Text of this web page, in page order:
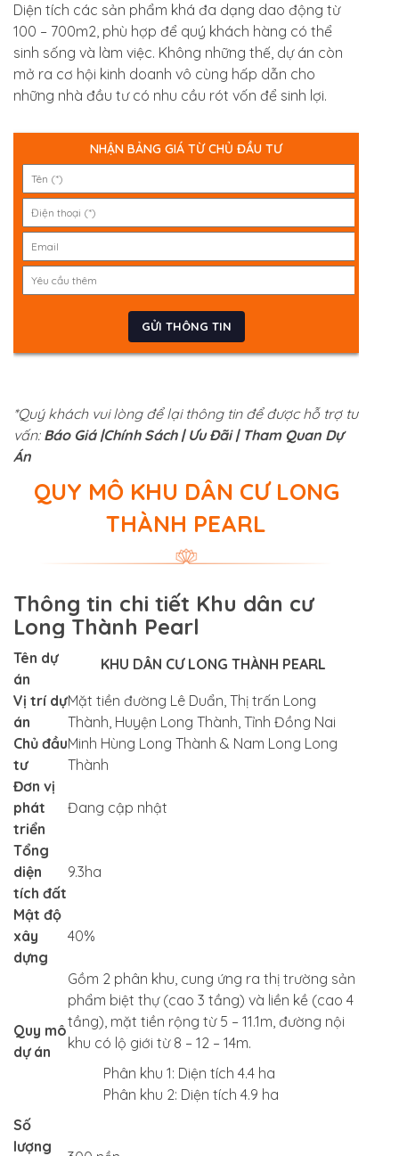
Diện tích các sản phẩm khá đa dạng dao động từ
100 – 700m2, phù hợp để quý khách hàng có thể
sinh sống và làm việc. Không những thế, dự án còn
mở ra cơ hội kinh doanh vô cùng hấp dẫn cho
những nhà đầu tư có nhu cầu rót vốn để sinh lợi.
NHẬN BẢNG GIÁ TỪ CHỦ ĐẦU TƯ
*Quý khách vui lòng để lại thông tin để được hỗ trợ tư
vấn: Báo Giá |Chính Sách | Ưu Đãi | Tham Quan Dự
Án
QUY MÔ KHU DÂN CƯ LONG
THÀNH PEARL
Thông tin chi tiết Khu dân cư
Long Thành Pearl
Tên dự
án
KHU DÂN CƯ LONG THÀNH PEARL
Vị trí dự
án
Mặt tiền đường Lê Duẩn, Thị trấn Long
Thành, Huyện Long Thành, Tỉnh Đồng Nai
Chủ đầu
tư
Minh Hùng Long Thành & Nam Long Long
Thành
Đơn vị
phát
triển
Đang cập nhật
Tổng
diện
tích đất
9.3ha
Mật độ
xây
dựng
40%
Quy mô
dự án
Gồm 2 phân khu, cung ứng ra thị trường sản
phẩm biệt thự (cao 3 tầng) và liền kề (cao 4
tầng), mặt tiền rộng từ 5 – 11.1m, đường nội
khu có lộ giới từ 8 – 12 – 14m.
Phân khu 1: Diện tích 4.4 ha
Phân khu 2: Diện tích 4.9 ha
Số
lượng